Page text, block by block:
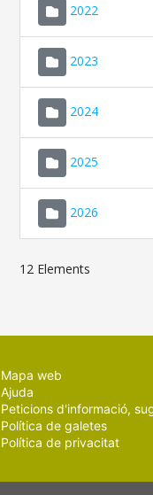
2022
2023
2024
2025
2026
12 Elements
Mapa web
Ajuda
Peticions d'informació,
Política de galetes
Política de privacitat